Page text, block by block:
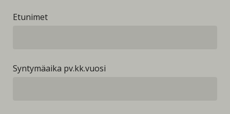
Etunimet
Syntymäaika pv.kk.vuosi